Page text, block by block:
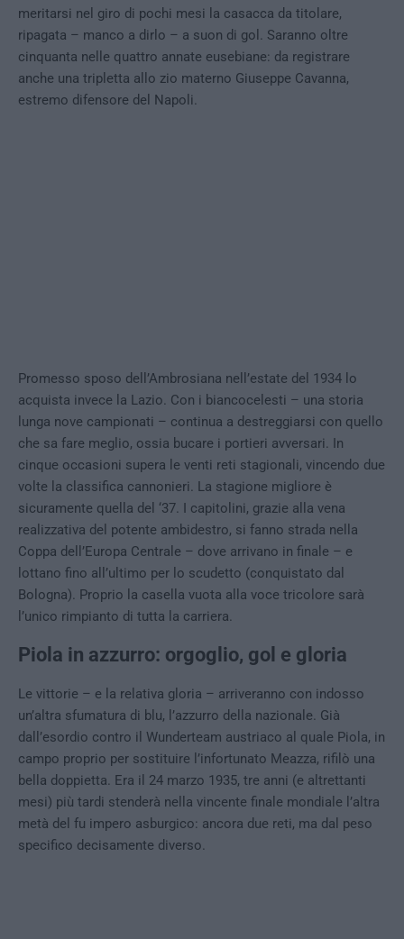
meritarsi nel giro di pochi mesi la casacca da titolare,
ripagata – manco a dirlo – a suon di gol. Saranno oltre
cinquanta nelle quattro annate eusebiane: da registrare
anche una tripletta allo zio materno Giuseppe Cavanna,
estremo difensore del Napoli.
Promesso sposo dell’Ambrosiana nell’estate del 1934 lo
acquista invece la Lazio. Con i biancocelesti – una storia
lunga nove campionati – continua a destreggiarsi con quello
che sa fare meglio, ossia bucare i portieri avversari. In
cinque occasioni supera le venti reti stagionali, vincendo due
volte la classifica cannonieri. La stagione migliore è
sicuramente quella del ‘37. I capitolini, grazie alla vena
realizzativa del potente ambidestro, si fanno strada nella
Coppa dell’Europa Centrale – dove arrivano in finale – e
lottano fino all’ultimo per lo scudetto (conquistato dal
Bologna). Proprio la casella vuota alla voce tricolore sarà
l’unico rimpianto di tutta la carriera.
Piola in azzurro: orgoglio, gol e gloria
Le vittorie – e la relativa gloria – arriveranno con indosso
un’altra sfumatura di blu, l’azzurro della nazionale. Già
dall’esordio contro il Wunderteam austriaco al quale Piola, in
campo proprio per sostituire l’infortunato Meazza, rifilò una
bella doppietta. Era il 24 marzo 1935, tre anni (e altrettanti
mesi) più tardi stenderà nella vincente finale mondiale l’altra
metà del fu impero asburgico: ancora due reti, ma dal peso
specifico decisamente diverso.